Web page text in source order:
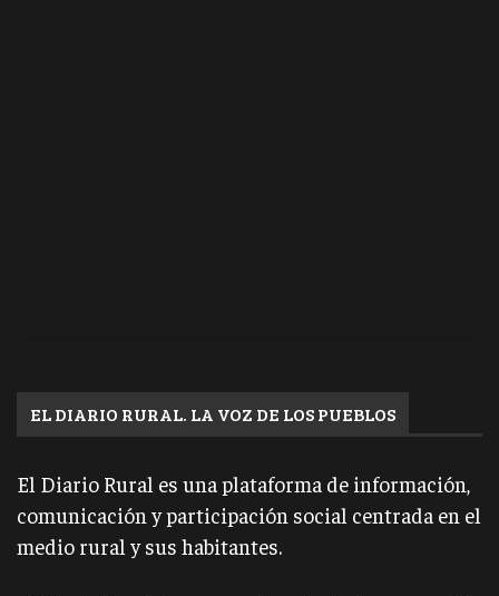
EL DIARIO RURAL. LA VOZ DE LOS PUEBLOS
El Diario Rural es una plataforma de información,
comunicación y participación social centrada en el
medio rural y sus habitantes.